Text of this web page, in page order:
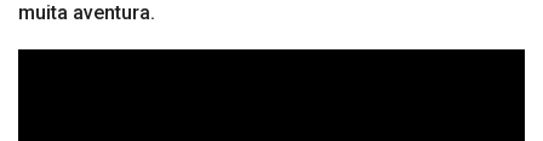
muita aventura.